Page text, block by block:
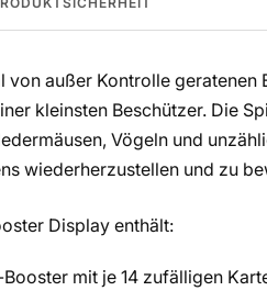
außer Kontrolle geratenen
kleinsten Beschützer. Die
Vögeln und
wiederherzustellen und zu
Display enthält:
mit je 14 zufälligen